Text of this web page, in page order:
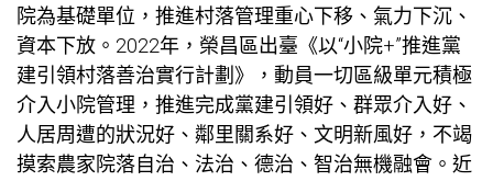
院為基礎單位，推進村落管理重心下移、氣力下沉、
資本下放。2022年，榮昌區出臺《以“小院+”推進黨
建引領村落善治實行計劃》，動員一切區級單元積極
介入小院管理，推進完成黨建引領好、群眾介入好、
人居周遭的狀況好、鄰里關系好、文明新風好，不竭
摸索農家院落自治、法治、德治、智治無機融會。近